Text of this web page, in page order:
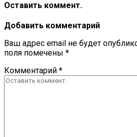
Оставить коммент.
Добавить комментарий
Ваш адрес email не будет
поля помечены *
Комментарий *